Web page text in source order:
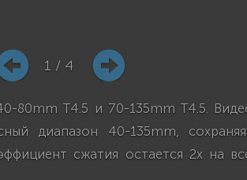
1 / 4
80mm T4.5 и 70-135mm T4.5.
диапазон 40-135mm,
сжатия остается 2x на